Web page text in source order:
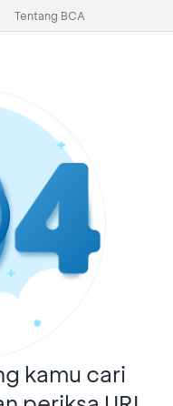
Tentang BCA
kamu cari